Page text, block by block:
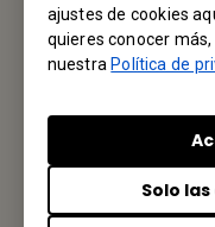
ajustes de cookies
quieres conocer
nuestra Política de
Solo
Nos
Tu